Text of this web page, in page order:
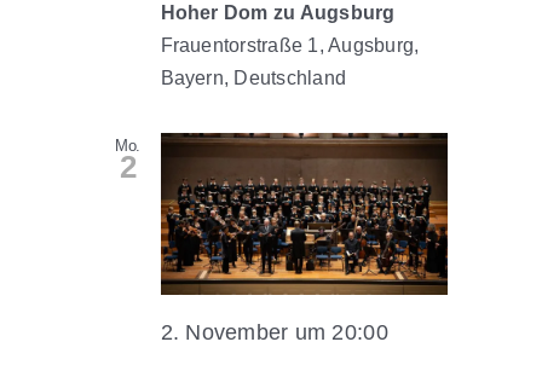
Hoher Dom zu Augsburg
Frauentorstraße 1, Augsburg,
Bayern, Deutschland
Mo.
2
2. November um 20:00